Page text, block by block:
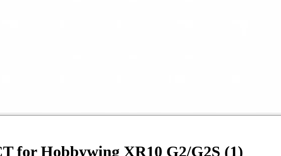
for Hobbywing XR10 G2/G2S (1)